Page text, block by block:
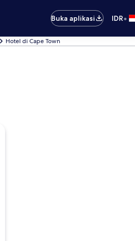
Buka aplikasi
IDR•
Hotel di Cape Town